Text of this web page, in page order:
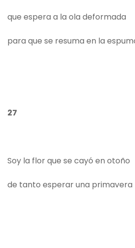
que espera a la ola deformada
para que se resuma en la
27
Soy la flor que se cayó en otoño
de tanto esperar una primavera